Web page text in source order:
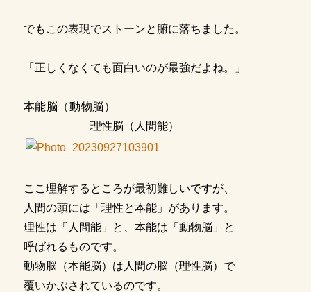
でもこの表現でストーンと腑に落ちました。
「正しくなくても面白いのが最強だよね。」
本能脳（動物脳）
理性脳（人間能）
ここ理解するところが最初難しいですが、
人間の頭には「理性と本能」があります。
理性は「人間能」と、本能は「動物脳」と
呼ばれるものです。
動物脳（本能脳）は人間の脳（理性脳）で
覆いかぶされているのです。